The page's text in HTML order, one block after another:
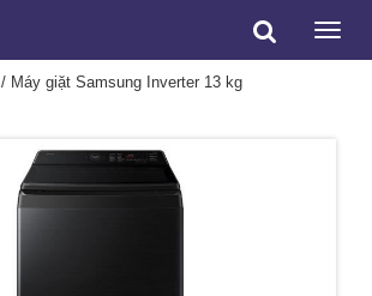
Toggle
/ Máy giặt Samsung Inverter 13 kg